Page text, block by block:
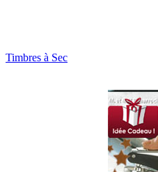
Timbres à Sec